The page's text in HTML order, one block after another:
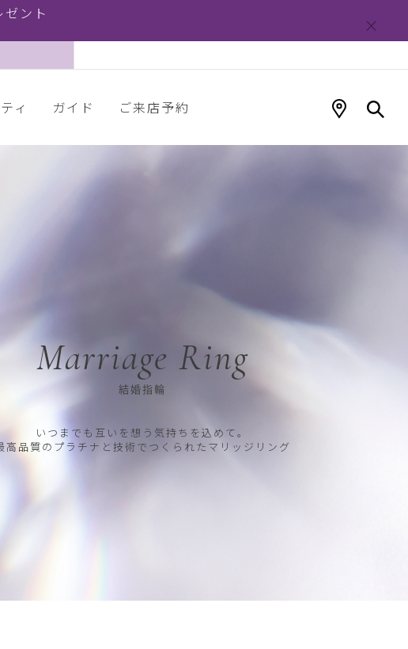
ント
ィ ガイド ご来店予約
Marriage Ring
結婚指輪
いつまでも互いを想う気持ちを込めて。
高品質のプラチナと技術でつくられたマリッジリング